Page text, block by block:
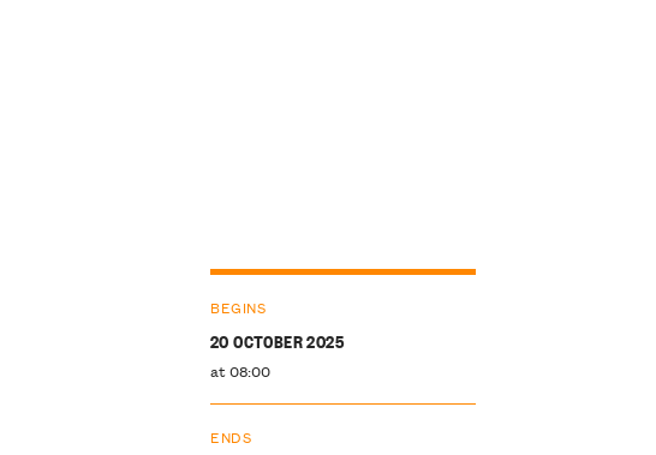
BEGINS
20 OCTOBER 2025
at 08:00
ENDS